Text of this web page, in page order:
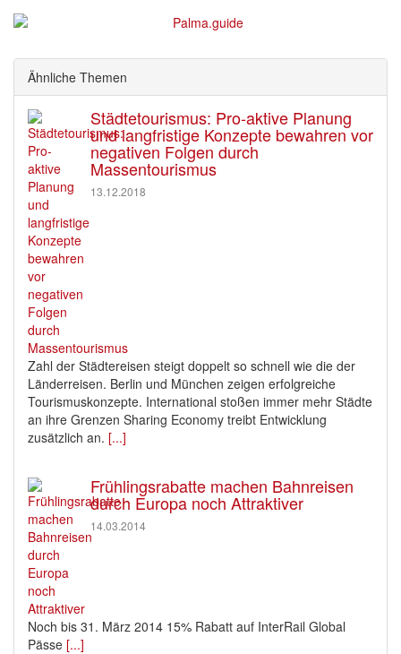
Ähnliche Themen
Städtetourismus: Pro-aktive Planung
und langfristige Konzepte bewahren vor
negativen Folgen durch
Massentourismus
13.12.2018
Zahl der Städtereisen steigt doppelt so schnell wie die der
Länderreisen. Berlin und München zeigen erfolgreiche
Tourismuskonzepte. International stoßen immer mehr Städte
an ihre Grenzen Sharing Economy treibt Entwicklung
zusätzlich an. [...]
Frühlingsrabatte machen Bahnreisen
durch Europa noch Attraktiver
14.03.2014
Noch bis 31. März 2014 15% Rabatt auf InterRail Global
Pässe [...]